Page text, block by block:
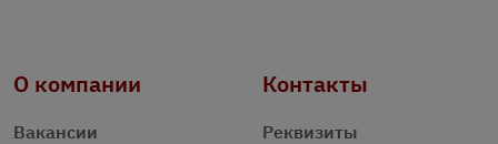
О компании
Вакансии
Контакты
Реквизиты